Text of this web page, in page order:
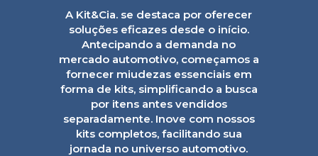
A Kit&Cia. se destaca por oferecer
soluções eficazes desde o início.
Antecipando a demanda no
mercado automotivo, começamos a
fornecer miudezas essenciais em
forma de kits, simplificando a busca
por itens antes vendidos
separadamente. Inove com nossos
kits completos, facilitando sua
jornada no universo automotivo.